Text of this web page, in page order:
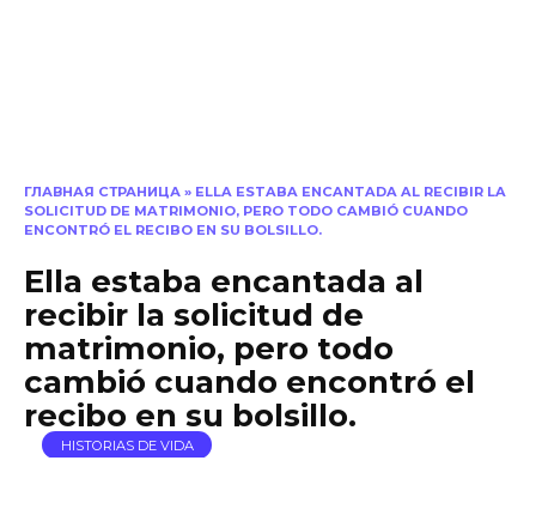
ГЛАВНАЯ СТРАНИЦА » ELLA ESTABA ENCANTADA AL RECIBIR LA
SOLICITUD DE MATRIMONIO, PERO TODO CAMBIÓ CUANDO
ENCONTRÓ EL RECIBO EN SU BOLSILLO.
Ella estaba encantada al
recibir la solicitud de
matrimonio, pero todo
cambió cuando encontró el
recibo en su bolsillo.
HISTORIAS DE VIDA